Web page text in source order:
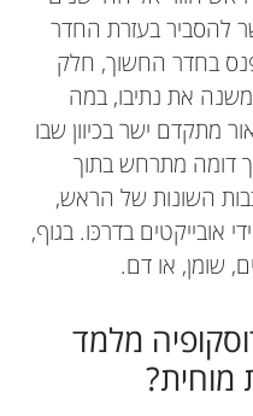
להסביר בעזרת החדר
בחדר החשוך, חלק
את נתיבו, במה
מתקדם ישר בכיוון שבו
דומה מתרחש בתוך
השונות של הראש,
אובייקטים בדרכּו. בגוף,
שומן, או דם.
מלמד
מוחית?